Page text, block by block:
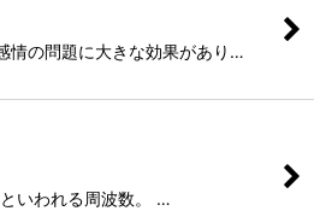
情の問題に大きな効果があり…
いわれる周波数。 …